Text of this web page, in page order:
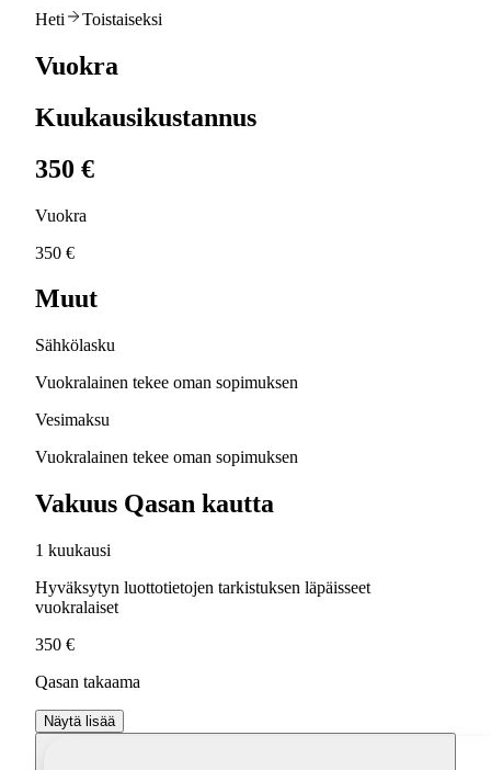
Heti Toistaiseksi
Vuokra
Kuukausikustannus
350 €
Vuokra
350 €
Muut
Sähkölasku
Vuokralainen tekee oman sopimuksen
Vesimaksu
Vuokralainen tekee oman sopimuksen
Vakuus Qasan kautta
1 kuukausi
Hyväksytyn luottotietojen tarkistuksen läpäisseet
vuokralaiset
350 €
Qasan takaama
Näytä lisää